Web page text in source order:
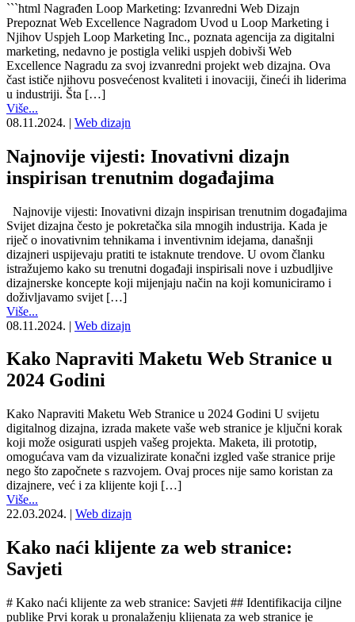
```html Nagrađen Loop Marketing: Izvanredni Web Dizajn
Prepoznat Web Excellence Nagradom Uvod u Loop Marketing i
Njihov Uspjeh Loop Marketing Inc., poznata agencija za digitalni
marketing, nedavno je postigla veliki uspjeh dobivši Web
Excellence Nagradu za svoj izvanredni projekt web dizajna. Ova
čast ističe njihovu posvećenost kvaliteti i inovaciji, čineći ih liderima
u industriji. Šta […]
Više...
08.11.2024. | Web dizajn
Najnovije vijesti: Inovativni dizajn
inspirisan trenutnim događajima
Najnovije vijesti: Inovativni dizajn inspirisan trenutnim događajima
Svijet dizajna često je pokretačka sila mnogih industrija. Kada je
riječ o inovativnim tehnikama i inventivnim idejama, današnji
dizajneri uspijevaju pratiti te istaknute trendove. U ovom članku
istražujemo kako su trenutni događaji inspirisali nove i uzbudljive
dizajnerske koncepte koji mijenjaju način na koji komuniciramo i
doživljavamo svijet […]
Više...
08.11.2024. | Web dizajn
Kako Napraviti Maketu Web Stranice u
2024 Godini
Kako Napraviti Maketu Web Stranice u 2024 Godini U svijetu
digitalnog dizajna, izrada makete vaše web stranice je ključni korak
koji može osigurati uspjeh vašeg projekta. Maketa, ili prototip,
omogućava vam da vizualizirate konačni izgled vaše stranice prije
nego što započnete s razvojem. Ovaj proces nije samo koristan za
dizajnere, već i za klijente koji […]
Više...
22.03.2024. | Web dizajn
Kako naći klijente za web stranice:
Savjeti
# Kako naći klijente za web stranice: Savjeti ## Identifikacija ciljne
publike Prvi korak u pronalaženju klijenata za web stranice je